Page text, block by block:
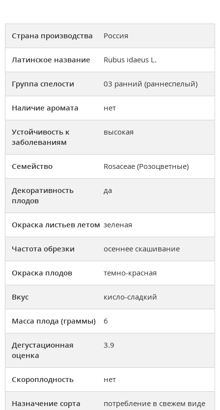
Страна производства Россия
Латинское название Rubus idaeus L.
Группа спелости 03 ранний (раннеспелый)
Наличие аромата нет
Устойчивость к
заболеваниям
высокая
Семейство Rosaceae (Розоцветные)
Декоративность
плодов
да
Окраска листьев летом зеленая
Частота обрезки осеннее скашивание
Окраска плодов темно-красная
Вкус кисло-сладкий
Масса плода (граммы) 6
Дегустационная
оценка
3.9
Скороплодность нет
Назначение сорта потребление в свежем виде